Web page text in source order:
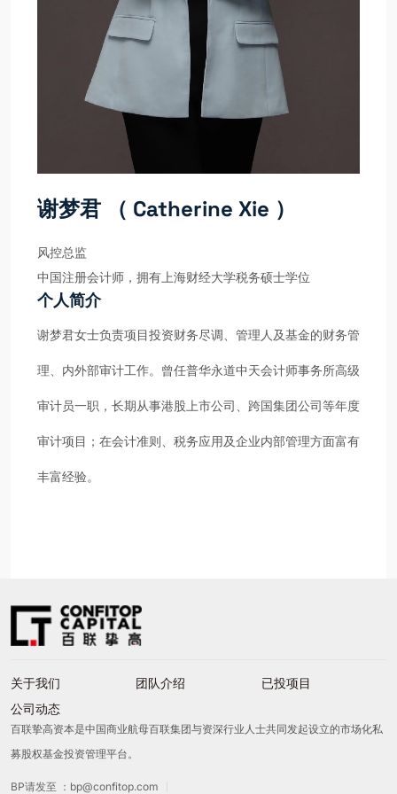
谢梦君 （ Catherine Xie ）
风控总监
中国注册会计师，拥有上海财经大学税务硕士学位
个人简介
谢梦君女士负责项目投资财务尽调、管理人及基金的财务管
理、内外部审计工作。曾任普华永道中天会计师事务所高级
审计员一职，长期从事港股上市公司、跨国集团公司等年度
审计项目；在会计准则、税务应用及企业内部管理方面富有
丰富经验。
关于我们 团队介绍
已投项目
公司动态
百联挚高资本是中国商业航母百联集团与资深行业人士共同发起设立的市场化私
募股权基金投资管理平台。
BP请发至 ：bp@confitop.com